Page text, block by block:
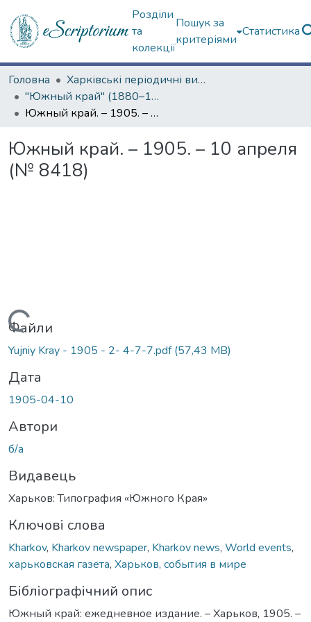
Розділи
та
колекції
Пошук за
критеріями
Статистика
Головна
Харківські періодичні видання
"Южный край" (1880–1919 гг.)
Южный край. – 1905. – 10 апреля (№ 8418)
Южный край. – 1905. – 10 апреля
(№ 8418)
Вантажиться...
Файли
Yujniy Kray - 1905 - 2- 4-7-7.pdf(57,43 MB)
Дата
1905-04-10
Автори
б/а
Видавець
Харьков: Типография «Южного Края»
Ключові слова
Kharkov, Kharkov newspaper, Kharkov news, World events,
харьковская газета, Харьков, события в мире
Бібліографічний опис
Южный край: ежедневное издание. – Харьков, 1905. –